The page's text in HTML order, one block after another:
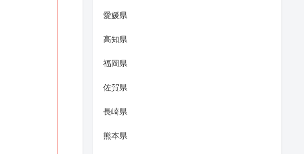
愛媛県
高知県
福岡県
佐賀県
長崎県
熊本県